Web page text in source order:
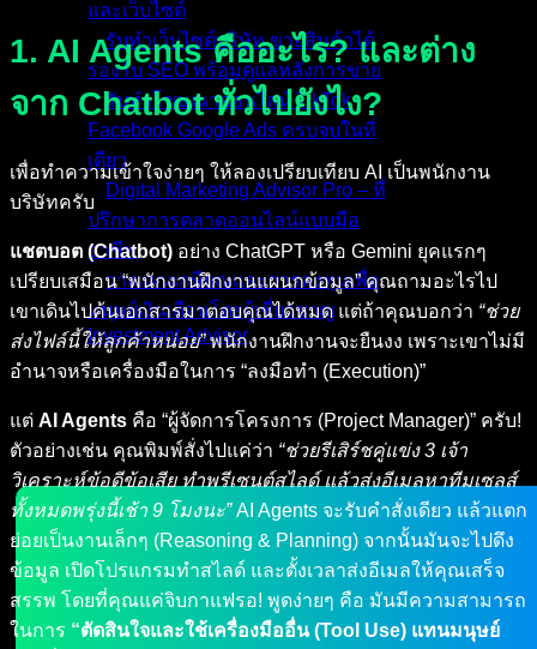
และเว็บไซต์
รับทำเว็บไซต์บริษัท ขายสินค้าได้
รองรับ SEO พร้อมดูแลหลังการขาย
รับทำโฆษณาออนไลน์ TikTok
Facebook Google Ads ครบจบในที่
เดียว
Digital Marketing Advisor Pro – ที่
ปรึกษาการตลาดออนไลน์แบบมือ
อาชีพ
วางแผนเกษียณและการลงทุนเพื่อ
มนุษย์เงินเดือนโดยผู้เชี่ยวชาญ
Investment Advisor
ผลงานที่ผ่านมา
บทความ
ติดต่อผม
1. AI Agents คืออะไร? และต่าง
จาก Chatbot ทั่วไปยังไง?
เพื่อทำความเข้าใจง่ายๆ ให้ลองเปรียบเทียบ AI เป็นพนักงาน
บริษัทครับ
แชตบอต (Chatbot) อย่าง ChatGPT หรือ Gemini ยุคแรกๆ
เปรียบเสมือน “พนักงานฝึกงานแผนกข้อมูล” คุณถามอะไรไป
เขาเดินไปค้นเอกสารมาตอบคุณได้หมด แต่ถ้าคุณบอกว่า “ช่วย
ส่งไฟล์นี้ให้ลูกค้าหน่อย”พนักงานฝึกงานจะยืนงง เพราะเขาไม่มี
อำนาจหรือเครื่องมือในการ “ลงมือทำ (Execution)”
แต่ AI Agents คือ “ผู้จัดการโครงการ (Project Manager)” ครับ!
ตัวอย่างเช่น คุณพิมพ์สั่งไปแค่ว่า “ช่วยรีเสิร์ชคู่แข่ง 3 เจ้า
วิเคราะห์ข้อดีข้อเสีย ทำพรีเซนต์สไลด์ แล้วส่งอีเมลหาทีมเซลส์
ทั้งหมดพรุ่งนี้เช้า 9 โมงนะ”AI Agents จะรับคำสั่งเดียว แล้วแตก
ย่อยเป็นงานเล็กๆ (Reasoning & Planning) จากนั้นมันจะไปดึง
ข้อมูล เปิดโปรแกรมทำสไลด์ และตั้งเวลาส่งอีเมลให้คุณเสร็จ
สรรพ โดยที่คุณแค่จิบกาแฟรอ! พูดง่ายๆ คือ มันมีความสามารถ
ในการ “ตัดสินใจและใช้เครื่องมืออื่น (Tool Use) แทนมนุษย์